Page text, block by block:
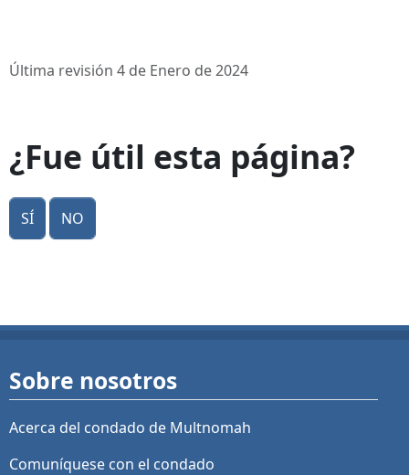
Última revisión 4 de Enero de 2024
¿Fue útil esta página?
Sí No
Sobre nosotros
Acerca del condado de Multnomah
Comuníquese con el condado